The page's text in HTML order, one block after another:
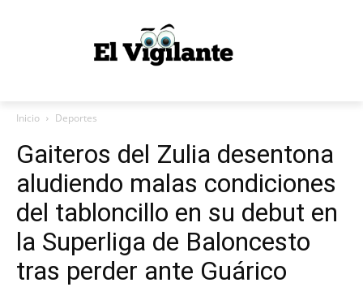
Inicio Deportes
Gaiteros del Zulia desentona
aludiendo malas condiciones
del tabloncillo en su debut en
la Superliga de Baloncesto
tras perder ante Guárico